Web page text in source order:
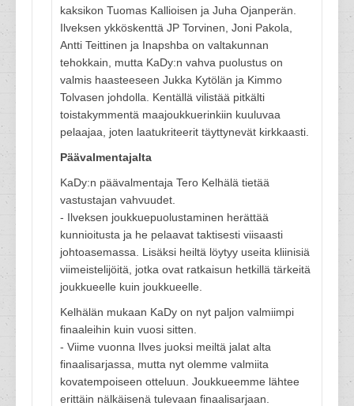
kaksikon Tuomas Kallioisen ja Juha Ojanperän.
Ilveksen ykköskenttä JP Torvinen, Joni Pakola,
Antti Teittinen ja Inapshba on valtakunnan
tehokkain, mutta KaDy:n vahva puolustus on
valmis haasteeseen Jukka Kytölän ja Kimmo
Tolvasen johdolla. Kentällä vilistää pitkälti
toistakymmentä maajoukkuerinkiin kuuluvaa
pelaajaa, joten laatukriteerit täyttynevät kirkkaasti.
Päävalmentajalta
KaDy:n päävalmentaja Tero Kelhälä tietää
vastustajan vahvuudet.
- Ilveksen joukkuepuolustaminen herättää
kunnioitusta ja he pelaavat taktisesti viisaasti
johtoasemassa. Lisäksi heiltä löytyy useita kliinisiä
viimeistelijöitä, jotka ovat ratkaisun hetkillä tärkeitä
joukkueelle kuin joukkueelle.
Kelhälän mukaan KaDy on nyt paljon valmiimpi
finaaleihin kuin vuosi sitten.
- Viime vuonna Ilves juoksi meiltä jalat alta
finaalisarjassa, mutta nyt olemme valmiita
kovatempoiseen otteluun. Joukkueemme lähtee
erittäin nälkäisenä tulevaan finaalisarjaan.